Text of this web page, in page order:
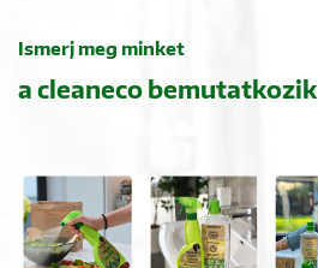
Ismerj meg minket
a cleaneco bemutatkozik